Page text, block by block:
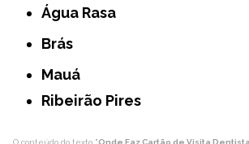
Água Rasa
Brás
Mauá
Ribeirão Pires
O conteúdo do texto "Onde Faz Cartão de Visita